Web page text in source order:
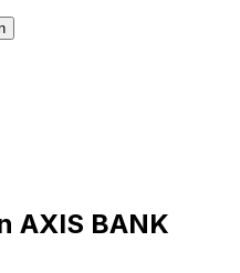
AXIS BANK